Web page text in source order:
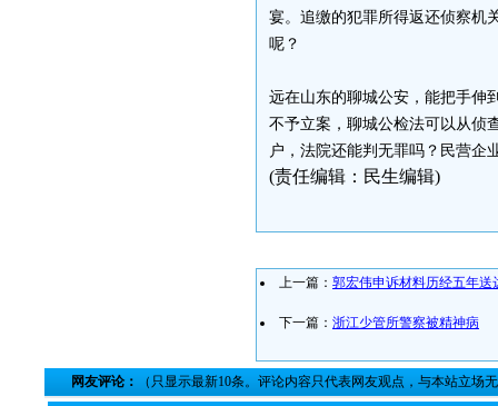
宴。追缴的犯罪所得返还侦察机
呢？
远在山东的聊城公安，能把手伸
不予立案，聊城公检法可以从侦
户，法院还能判无罪吗？民营企
(责任编辑：民生编辑)
上一篇： 郭宏伟申诉材料历经五年送
下一篇： 浙江少管所警察被精神病
网友评论： （只显示最新10条。评论内容只代表网友观点，与本站立场